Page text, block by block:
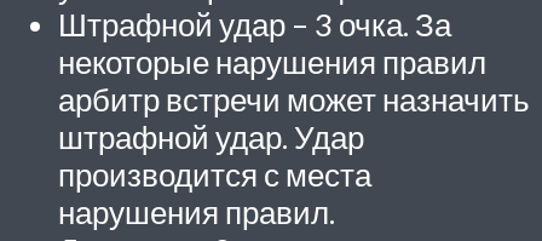
Штрафной удар – 3 очка. За
некоторые нарушения правил
арбитр встречи может назначить
штрафной удар. Удар
производится с места
нарушения правил.